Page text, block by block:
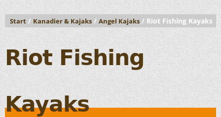
Start / Kanadier & Kajaks / Angel Kajaks / Riot Fishing Kayaks
Riot Fishing
Kayaks